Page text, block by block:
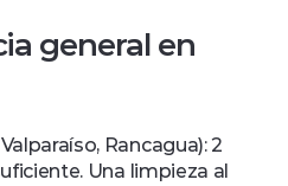
general en
Rancagua): 2
Una limpieza al